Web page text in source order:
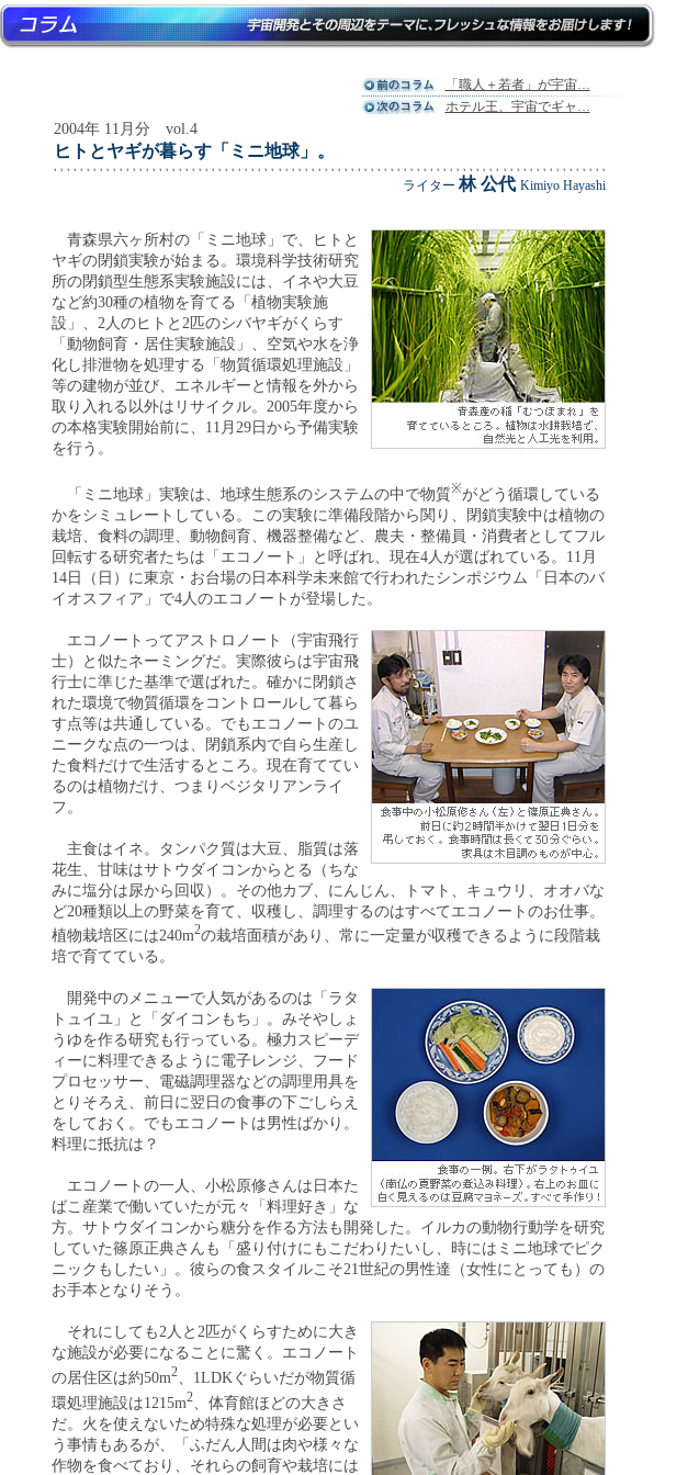
「職人＋若者」が宇宙…
ホテル王、宇宙でギャ…
2004年 11月分 vol.4
ヒトとヤギが暮らす「ミニ地球」。
ライター林 公代 Kimiyo Hayashi
青森県六ヶ所村の「ミニ地球」で、ヒトと
ヤギの閉鎖実験が始まる。環境科学技術研究
所の閉鎖型生態系実験施設には、イネや大豆
など約30種の植物を育てる「植物実験施
設」、2人のヒトと2匹のシバヤギがくらす
「動物飼育・居住実験施設」、空気や水を浄
化し排泄物を処理する「物質循環処理施設」
等の建物が並び、エネルギーと情報を外から
取り入れる以外はリサイクル。2005年度から
の本格実験開始前に、11月29日から予備実験
を行う。
「ミニ地球」実験は、地球生態系のシステムの中で物質※がどう循環している
かをシミュレートしている。この実験に準備段階から関り、閉鎖実験中は植物の
栽培、食料の調理、動物飼育、機器整備など、農夫・整備員・消費者としてフル
回転する研究者たちは「エコノート」と呼ばれ、現在4人が選ばれている。11月
14日（日）に東京・お台場の日本科学未来館で行われたシンポジウム「日本のバ
イオスフィア」で4人のエコノートが登場した。
エコノートってアストロノート（宇宙飛行
士）と似たネーミングだ。実際彼らは宇宙飛
行士に準じた基準で選ばれた。確かに閉鎖さ
れた環境で物質循環をコントロールして暮ら
す点等は共通している。でもエコノートのユ
ニークな点の一つは、閉鎖系内で自ら生産し
た食料だけで生活するところ。現在育ててい
るのは植物だけ、つまりベジタリアンライ
フ。
主食はイネ。タンパク質は大豆、脂質は落
花生、甘味はサトウダイコンからとる（ちな
みに塩分は尿から回収）。その他カブ、にんじん、トマト、キュウリ、オオバな
ど20種類以上の野菜を育て、収穫し、調理するのはすべてエコノートのお仕事。
植物栽培区には240m2の栽培面積があり、常に一定量が収穫できるように段階栽
培で育てている。
開発中のメニューで人気があるのは「ラタ
トュイユ」と「ダイコンもち」。みそやしょ
うゆを作る研究も行っている。極力スピーデ
ィーに料理できるように電子レンジ、フード
プロセッサー、電磁調理器などの調理用具を
とりそろえ、前日に翌日の食事の下ごしらえ
をしておく。でもエコノートは男性ばかり。
料理に抵抗は？
エコノートの一人、小松原修さんは日本た
ばこ産業で働いていたが元々「料理好き」な
方。サトウダイコンから糖分を作る方法も開発した。イルカの動物行動学を研究
していた篠原正典さんも「盛り付けにもこだわりたいし、時にはミニ地球でピク
ニックもしたい」。彼らの食スタイルこそ21世紀の男性達（女性にとっても）の
お手本となりそう。
それにしても2人と2匹がくらすために大き
な施設が必要になることに驚く。エコノート
の居住区は約50m2 、1LDKぐらいだが物質循
環処理施設は1215m2 、体育館ほどの大きさ
だ。火を使えないため特殊な処理が必要とい
う事情もあるが、「ふだん人間は肉や様々な
作物を食べており、それらの飼育や栽培には